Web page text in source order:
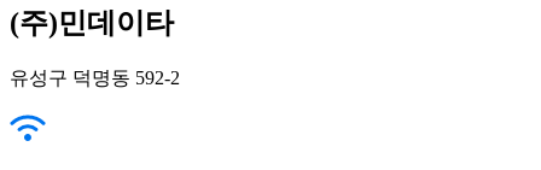
(주)민데이타
유성구 덕명동 592-2